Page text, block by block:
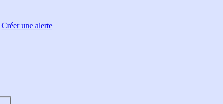
Créer une alerte